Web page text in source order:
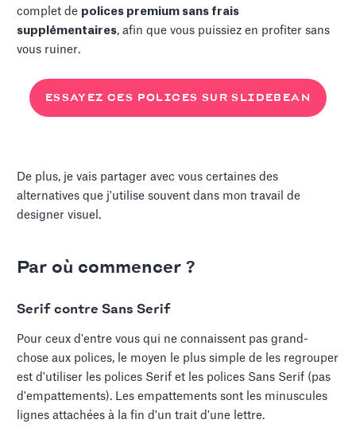
complet de polices premium sans frais
supplémentaires, afin que vous puissiez en profiter sans
vous ruiner.
ESSAYEZ CES POLICES SUR SLIDEBEAN
De plus, je vais partager avec vous certaines des
alternatives que j'utilise souvent dans mon travail de
designer visuel.
Par où commencer ?
Serif contre Sans Serif
Pour ceux d'entre vous qui ne connaissent pas grand-
chose aux polices, le moyen le plus simple de les regrouper
est d'utiliser les polices Serif et les polices Sans Serif (pas
d'empattements). Les empattements sont les minuscules
lignes attachées à la fin d'un trait d'une lettre.